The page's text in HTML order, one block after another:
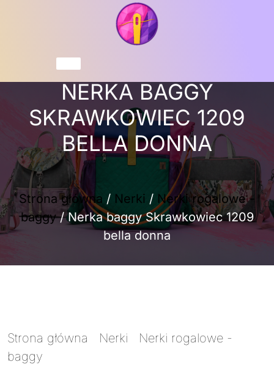
NERKA BAGGY
SKRAWKOWIEC 1209
BELLA DONNA
Strona główna / Nerki / Nerki rogalowe -
baggy/ Nerka baggy Skrawkowiec 1209
bella donna
Strona główna Nerki
Nerki rogalowe -
baggy